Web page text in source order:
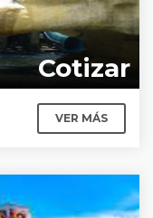
Cotizar
VER MÁS